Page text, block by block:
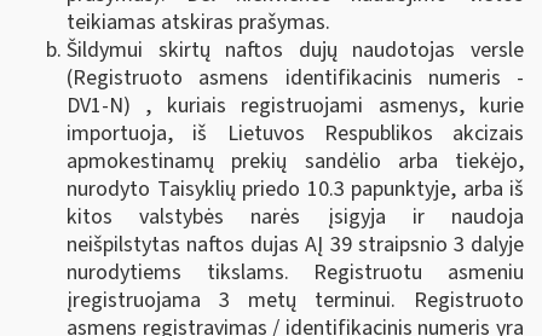
teikiamas atskiras prašymas.
Šildymui skirtų naftos dujų naudotojas versle
(Registruoto asmens identifikacinis numeris -
DV1-N) , kuriais registruojami asmenys, kurie
importuoja, iš Lietuvos Respublikos akcizais
apmokestinamų prekių sandėlio arba tiekėjo,
nurodyto Taisyklių priedo 10.3 papunktyje, arba iš
kitos valstybės narės įsigyja ir naudoja
neišpilstytas naftos dujas AĮ 39 straipsnio 3 dalyje
nurodytiems tikslams. Registruotu asmeniu
įregistruojama 3 metų terminui. Registruoto
asmens registravimas / identifikacinis numeris yra